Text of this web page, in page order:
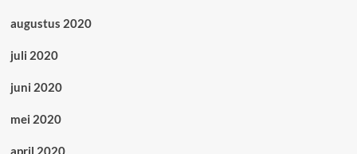
augustus 2020
juli 2020
juni 2020
mei 2020